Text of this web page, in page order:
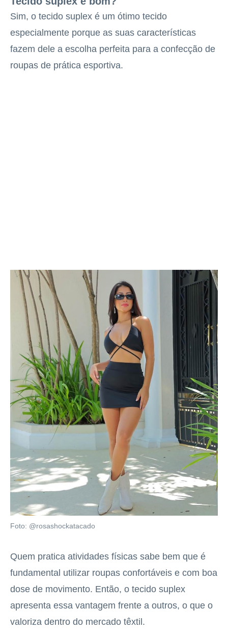
Sim, o tecido suplex é um ótimo tecido
especialmente porque as suas características
fazem dele a escolha perfeita para a confecção de
roupas de prática esportiva.
Foto: @rosashockatacado
Quem pratica atividades físicas sabe bem que é
fundamental utilizar roupas confortáveis e com boa
dose de movimento. Então, o tecido suplex
apresenta essa vantagem frente a outros, o que o
valoriza dentro do mercado têxtil.